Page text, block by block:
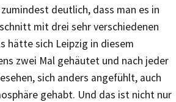
deutlich, dass man es in
mit drei sehr verschiedenen
hätte sich Leipzig in diesem
zwei Mal gehäutet und nach jeder
sich anders angefühlt, auch
gehabt. Und das ist nicht nur